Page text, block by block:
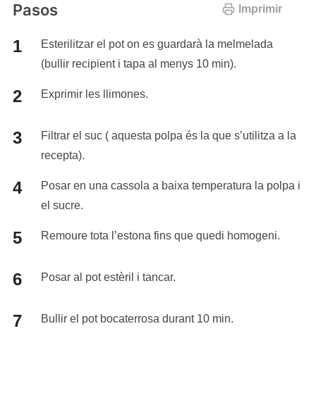
Imprimir
Pasos
Esterilitzar el pot on es guardarà la melmelada
(bullir recipient i tapa al menys 10 min).
Exprimir les llimones.
Filtrar el suc ( aquesta polpa és la que s’utilitza a la
recepta).
Posar en una cassola a baixa temperatura la polpa i
el sucre.
Remoure tota l’estona fins que quedi homogeni.
Posar al pot estèril i tancar.
Bullir el pot bocaterrosa durant 10 min.